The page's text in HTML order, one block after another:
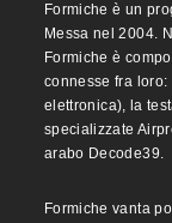
Formiche è un
Messa nel 2004.
Formiche è
connesse fra
elettronica), la
specializzate
arabo Decode39.
Formiche vanta